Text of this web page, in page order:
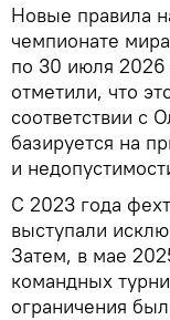
Новые правила
чемпионате
по 30 июля 2026
отметили, что
соответствии с
базируется на
и
С 2023 года
выступали
Затем, в мае
командных
ограничения